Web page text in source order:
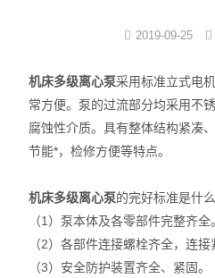
注塑式系统线束
立式多级离心泵
发那科电抗器
耐油特种电缆系列
数控连接器
2019-09-25
机床多级离心泵采用标准立式电
常方便。泵的过流部分均采用不
腐蚀性介质。具有整体结构紧凑
节能*，检修方便等特点。
机床多级离心泵的完好标准是什么
（1）泵本体及各零部件完整齐全
（2）各部件连接螺栓齐全，连接
（3）安全防护装置齐全、紧固。